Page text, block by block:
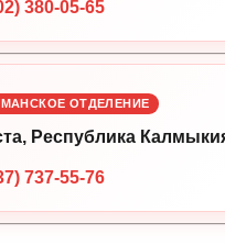
380-05-65
ОТДЕЛЕНИЕ
Республика
737-55-76